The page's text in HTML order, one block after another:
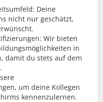
Deine
nicht nur geschätzt,
Wir bieten
in
damit du stets auf dem
um deine Kollegen
kennenzulernen.